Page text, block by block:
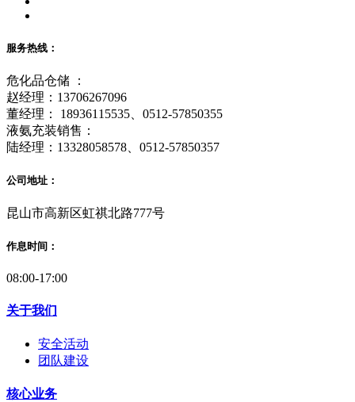
服务热线：
危化品仓储 ：
赵经理：13706267096
董经理： 18936115535、0512-57850355
液氨充装销售：
陆经理：13328058578、0512-57850357
公司地址：
昆山市高新区虹祺北路777号
作息时间：
08:00-17:00
关于我们
安全活动
团队建设
核心业务